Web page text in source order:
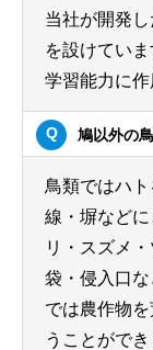
当社が開発
を設けてい
学習能力に作
鳩以外の
鳥類ではハ
線・塀など
リ・スズメ
袋・侵入口
では農作物
うことができ